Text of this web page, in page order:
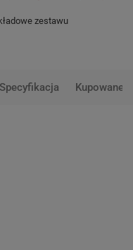
zestawu
Specyfikacja Kupowane